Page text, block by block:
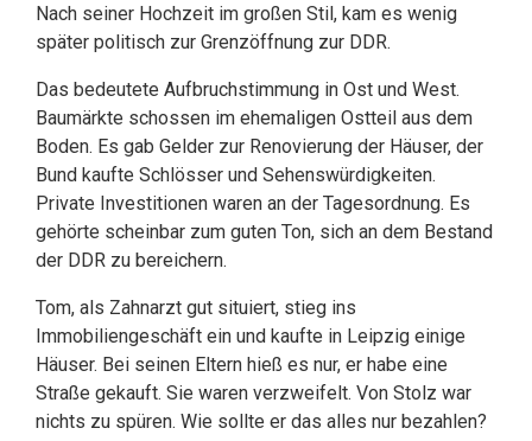
Nach seiner Hochzeit im großen Stil, kam es wenig
später politisch zur Grenzöffnung zur DDR.
Das bedeutete Aufbruchstimmung in Ost und West.
Baumärkte schossen im ehemaligen Ostteil aus dem
Boden. Es gab Gelder zur Renovierung der Häuser, der
Bund kaufte Schlösser und Sehenswürdigkeiten.
Private Investitionen waren an der Tagesordnung. Es
gehörte scheinbar zum guten Ton, sich an dem Bestand
der DDR zu bereichern.
Tom, als Zahnarzt gut situiert, stieg ins
Immobiliengeschäft ein und kaufte in Leipzig einige
Häuser. Bei seinen Eltern hieß es nur, er habe eine
Straße gekauft. Sie waren verzweifelt. Von Stolz war
nichts zu spüren. Wie sollte er das alles nur bezahlen?